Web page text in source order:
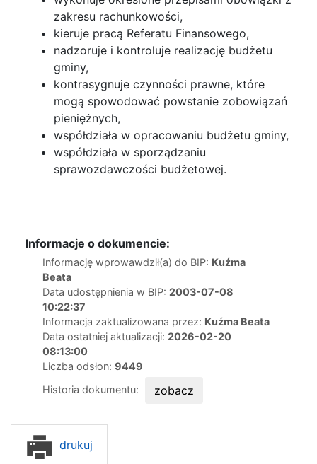
zakresu rachunkowości,
kieruje pracą Referatu Finansowego,
nadzoruje i kontroluje realizację budżetu
gminy,
kontrasygnuje czynności prawne, które
mogą spowodować powstanie zobowiązań
pieniężnych,
współdziała w opracowaniu budżetu gminy,
współdziała w sporządzaniu
sprawozdawczości budżetowej.
Informacje o dokumencie:
Informację wprowawdził(a) do BIP: Kuźma
Beata
Data udostępnienia w BIP: 2003-07-08
10:22:37
Informacja zaktualizowana przez: Kuźma Beata
Data ostatniej aktualizacji: 2026-02-20
08:13:00
Liczba odsłon: 9449
Historia dokumentu:
zobacz
drukuj